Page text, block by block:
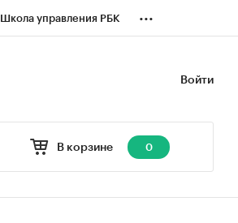
Школа управления РБК ...
Войти
В корзине 0